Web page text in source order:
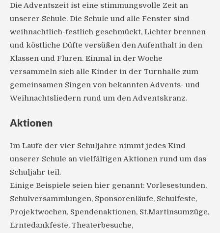
Die Adventszeit ist eine stimmungsvolle Zeit an
unserer Schule. Die Schule und alle Fenster sind
weihnachtlich-festlich geschmückt, Lichter brennen
und köstliche Düfte versüßen den Aufenthalt in den
Klassen und Fluren. Einmal in der Woche
versammeln sich alle Kinder in der Turnhalle zum
gemeinsamen Singen von bekannten Advents- und
Weihnachtsliedern rund um den Adventskranz.
Aktionen
Im Laufe der vier Schuljahre nimmt jedes Kind
unserer Schule an vielfältigen Aktionen rund um das
Schuljahr teil.
Einige Beispiele seien hier genannt: Vorlesestunden,
Schulversammlungen, Sponsorenläufe, Schulfeste,
Projektwochen, Spendenaktionen, St.Martinsumzüge,
Erntedankfeste, Theaterbesuche,